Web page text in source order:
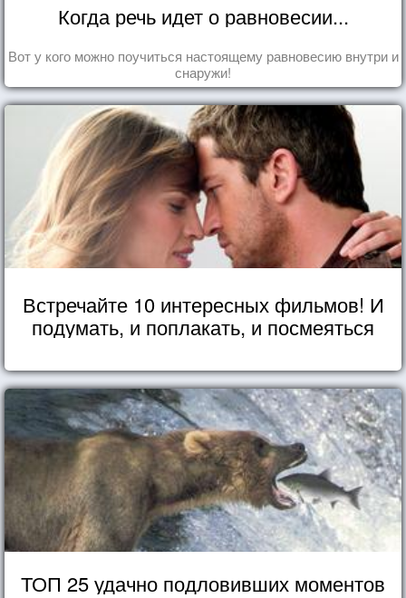
Когда речь идет о равновесии...
Вот у кого можно поучиться настоящему равновесию внутри и
снаружи!
Встречайте 10 интересных фильмов! И
подумать, и поплакать, и посмеяться
ТОП 25 удачно подловивших моментов